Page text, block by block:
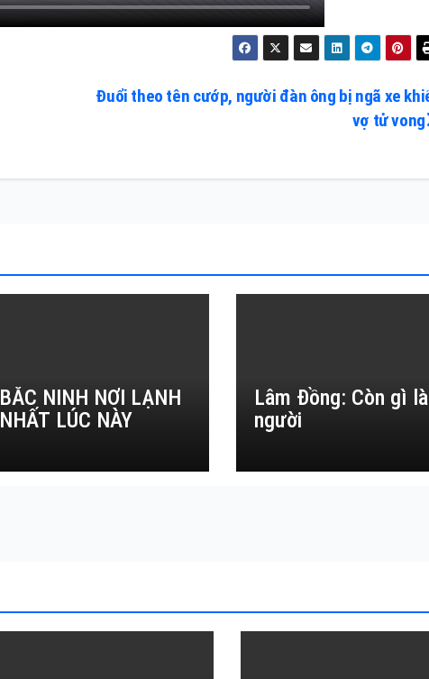
Đuổi theo tên cướp, người đàn ông bị ngã xe
vợ tử vong
BẮC NINH NƠI LẠNH
NHẤT LÚC NÀY
Lâm Đồng: Còn gì là
người